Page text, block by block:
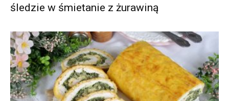
śledzie w śmietanie z żurawiną